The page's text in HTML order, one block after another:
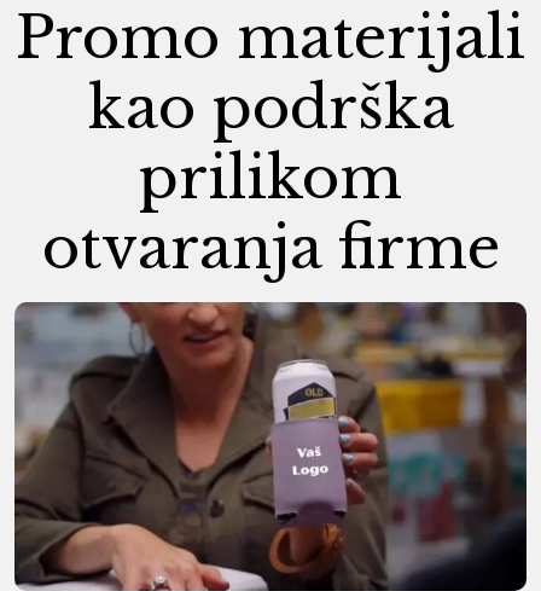
Promo materijali
kao podrška
prilikom
otvaranja firme